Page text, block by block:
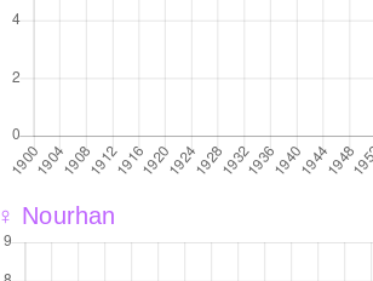
♀ Nourhan